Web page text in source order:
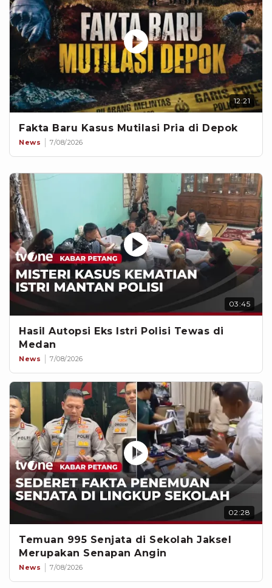
12:21
Fakta Baru Kasus Mutilasi Pria di Depok
News 7/08/2026
03:45
Hasil Autopsi Eks Istri Polisi Tewas di
Medan
News 7/08/2026
02:28
Temuan 995 Senjata di Sekolah Jaksel
Merupakan Senapan Angin
News 7/08/2026